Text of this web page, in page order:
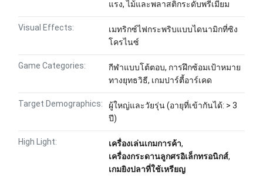
แรง, ไม้และพลาสติกระดับพรีเมียม
Visual Effects:
เมทริกซ์ไฟกระพริบแบบไดนามิกที่ซิง
โครไนซ์
Game Categories:
กีฬาแบบโต้ตอบ, การฝึกซ้อมเป้าหมาย
ทางยุทธวิธี, เกมปาร์ตี้อาร์เคด
Target Demographics:
ผู้ใหญ่และวัยรุ่น (อายุที่เข้ากันได้: > 3
ปี)
High Light: เครื่องเล่นเกมการค้า,
เครื่องกระดานลูกศรอิเล็กทรอนิกส์,
เกมยิงปลาที่ใช้เหรียญ